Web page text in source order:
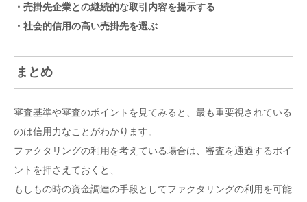
・売掛先企業との継続的な取引内容を提示する
・社会的信用の高い売掛先を選ぶ
まとめ
審査基準や審査のポイントを見てみると、最も重要視されている
のは信用力なことがわかります。
ファクタリングの利用を考えている場合は、審査を通過するポイ
ントを押さえておくと、
もしもの時の資金調達の手段としてファクタリングの利用を可能